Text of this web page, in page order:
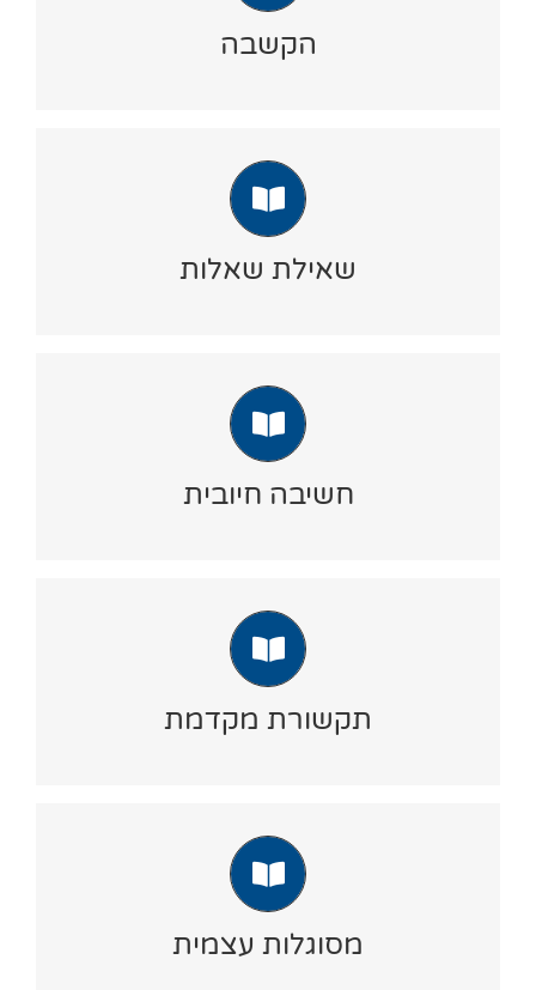
הקשבה
יכולות ההקשבה ולהעביר הלאה
ההקשבה, העקרונות להקשבה נכונה ועוד ועוד, הכל
שאילת שאלות
שאילת שאלות
השימוש ביחידה זו מאפשר לך ללמוד וללמד לשאול
שאלות, להבין מהם העקרונות לניסוח שאלות,
לתרגל מודלים ולחדד את המיומנות הזאת הכל
חשיבה חיובית
חשיבה חיובית
הכלים והתרגילים ביחידה זו מאפשרים לך להעביר
הלאה בהדרכות מובנות וחוויתיות, את הכוח של
חשיבה חיובית, בהתנהלות היומיומית ובמצבים
תקשורת מקדמת
תקשורת מקדמת
הכלים והתרגילים ביחידה זו מאפשרים לך להעביר
הלאה בהדרכות מובנות וחוויתיות, את הכוח של
חשיבה חיובית, בהתנהלות היומיומית ובמצבים
מסוגלות עצמית
מסוגלות עצמית
יחידה זו מאפשרת לך ליצור הדרכות חווייתיות
ופרקטיות לזיהוי יכולות אישיות, העלאת תחושת
המסוגלות כחלק מבניית חוסן לשיגרה ולמצבים